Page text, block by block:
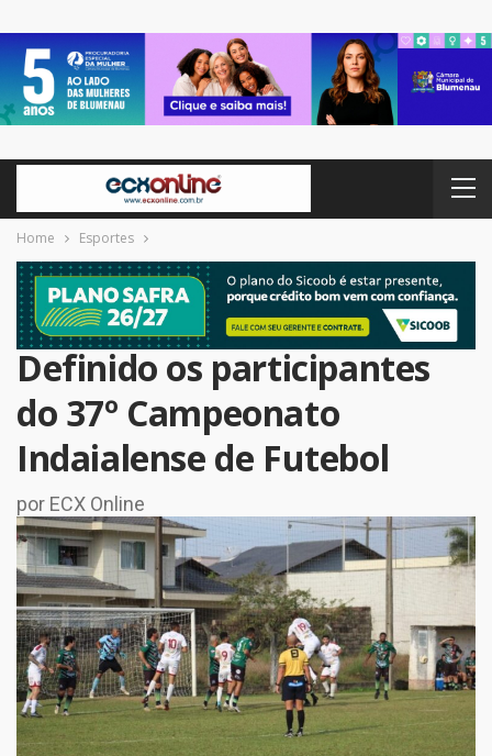
Home Esportes
Definido os participantes
do 37º Campeonato
Indaialense de Futebol
por ECX Online